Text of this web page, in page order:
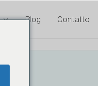
Blog Contatto